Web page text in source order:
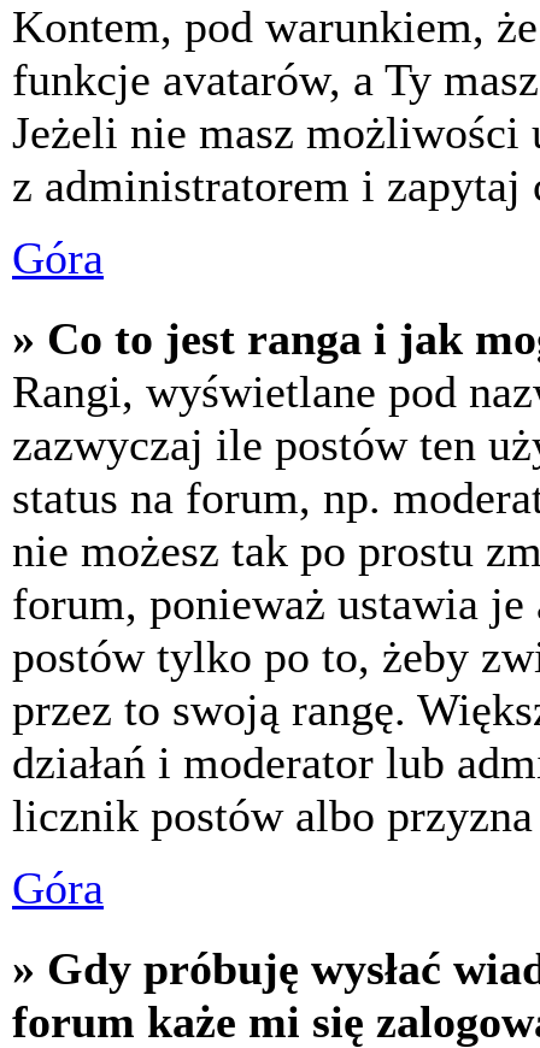
Kontem, pod warunkiem,
funkcje avatarów, a Ty
Jeżeli nie masz możliwości
z administratorem i zapytaj
Góra
» Co to jest ranga i jak
Rangi, wyświetlane pod
zazwyczaj ile postów ten
status na forum, np.
nie możesz tak po prostu
forum, ponieważ ustawia
postów tylko po to, żeby
przez to swoją rangę.
działań i moderator lub
licznik postów albo
Góra
» Gdy próbuję wysłać
forum każe mi się